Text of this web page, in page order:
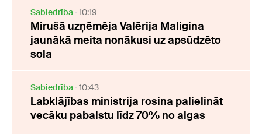
Sabiedrība 10:19
Mirušā uzņēmēja Valērija Maligina
jaunākā meita nonākusi uz apsūdzēto
sola
Sabiedrība 10:43
Labklājības ministrija rosina palielināt
vecāku pabalstu līdz 70% no algas